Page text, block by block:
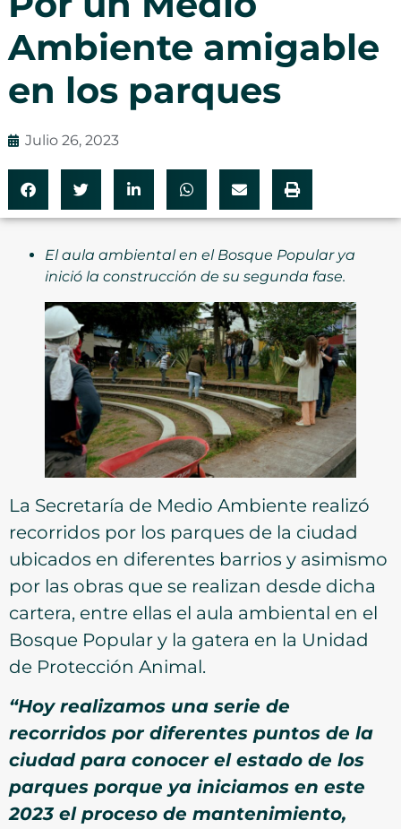
Ambiente amigable
en los parques
Julio 26, 2023
El aula ambiental en el Bosque Popular ya
inició la construcción de su segunda fase.
La Secretaría de Medio Ambiente realizó
recorridos por los parques de la ciudad
ubicados en diferentes barrios y asimismo
por las obras que se realizan desde dicha
cartera, entre ellas el aula ambiental en el
Bosque Popular y la gatera en la Unidad
de Protección Animal.
“Hoy realizamos una serie de
recorridos por diferentes puntos de la
ciudad para conocer el estado de los
parques porque ya iniciamos en este
2023 el proceso de mantenimiento,